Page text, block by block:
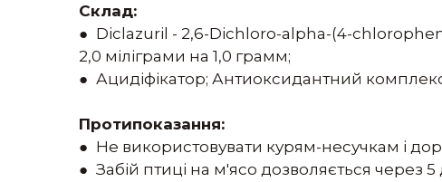
Склад:
● Diclazuril - 2,6-Dichloro-alpha-(4-
2,0 міліграми на 1,0 грамм;
● Ацидіфікатор; Антиоксидантний
Протипоказання:
● Не використовувати курям-несучкам і
● Забій птиці на м'ясо дозволяється через